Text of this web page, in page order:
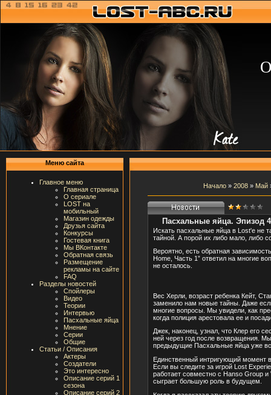
Меню сайта
Главное меню
Главная страница
О сериале
LOST на
мобильный
Магазин одежды
Друзья сайта
Конкурсы
Гостевая книга
Мы ВКонтакте
Обратная связь
Размещение
рекламы на сайте
FAQ
Разделы новостей
Спойлеры
Видео
Теории
Интервью
Пасхальные яйца
Мнение
Серии
Общие
Статьи / Описания
Актеры
Создатели
Это интересно
Описание серий 1
сезона
Описание серий 2
Начало» 2008 » Май
Пасхальные яйца. Эпизод
Искать пасхальные яйца в Lost'е не
тайной. А порой их либо мало, либо
Вероятно, есть обратная
Home, Часть 1” ответил на многие
не осталось.
Вес Херли, возраст ребенка Кейт,
заменило нам новые тайны. Даже
многие вопросы. Мы увидели, как
когда полиция арестовала ее и
Джек, наконец, узнал, что Клер его
ней через год после возвращения.
предыдущие Пасхальные яйца уже
Единственный интригующий момент
Если вы следите за игрой Lost
работает совместно с Hanso Group
сыграет большую роль в будущем.